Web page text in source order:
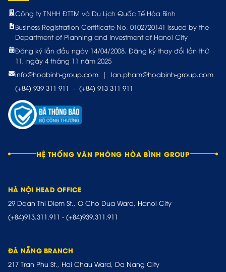
Công ty TNHH ĐTTM và Du Lịch Quốc Tế Hòa Bình
Business Registration Certificate No. 0102720141 issued by the
Department of Planning and Investment of Hanoi City
Đăng ký lần đầu ngày 14/04/2008. Đăng ký thay đổi lần thứ
11, ngày 4 tháng 11 năm 2025
info@hoabinh-group.com
|
lan.pham@hoabinh-group.com
(+84) 939 311 911 - (+84) 913 311 911
HỆ THỐNG VĂN PHÒNG HÒA BÌNH GROUP
HÀ NỘI HEAD OFFICE
29 Doan Thi Diem St., O Cho Dua Ward, Hanoi City
(+84)913.311.911 - (+84)939.311.911
ĐÀ NẴNG BRANCH
217 Tran Phu St., Hai Chau Ward, Da Nang City